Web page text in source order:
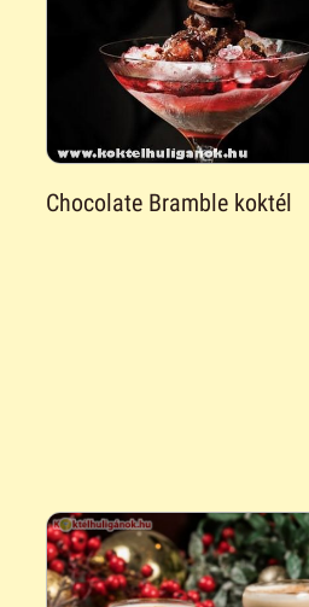
Chocolate Bramble koktél